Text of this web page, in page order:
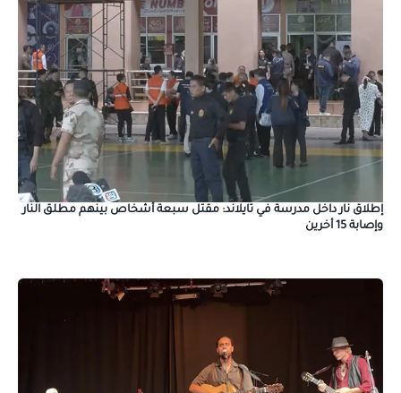
إطلاق نار داخل مدرسة في تايلاند: مقتل سبعة أشخاص بينهم مطلق النار
وإصابة 15 أخرين